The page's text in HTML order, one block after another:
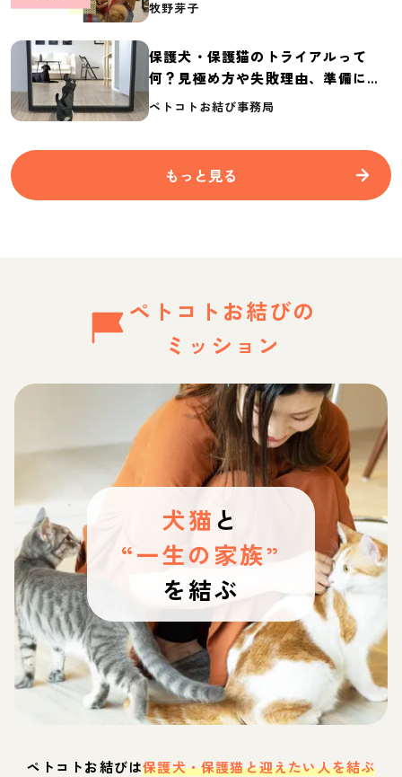
牧野芽子
保護犬・保護猫のトライアルって
何？見極め方や失敗理由、準備に必
要なものを紹介
ペトコトお結び事務局
もっと見る
ペトコトお結びの
ミッション
犬猫 と
“一生の家族”
を結ぶ
ペトコトお結びは保護犬・保護猫と迎えたい人を結ぶ